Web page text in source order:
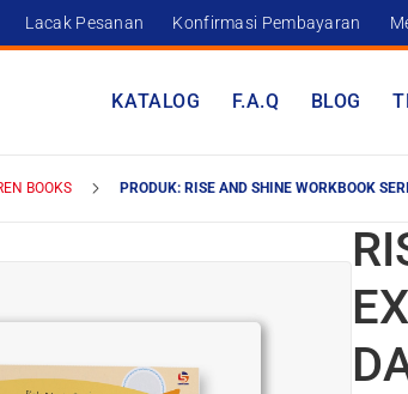
Lacak Pesanan Konfirmasi Pembayaran
KATALOG F.A.Q BLOG
BOOKS PRODUK: RISE AND SHINE WORKBOOK